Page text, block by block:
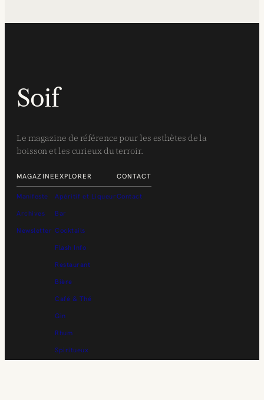
Soif
Le magazine de référence pour les esthètes de la
boisson et les curieux du terroir.
MAGAZINE
Manifeste
Archives
Newsletter
EXPLORER
Apéritif et Liqueur
Bar
Cocktails
Flash Info
Restaurant
Bière
Café & Thé
Gin
Rhum
Spiritueux
CONTACT
Contact